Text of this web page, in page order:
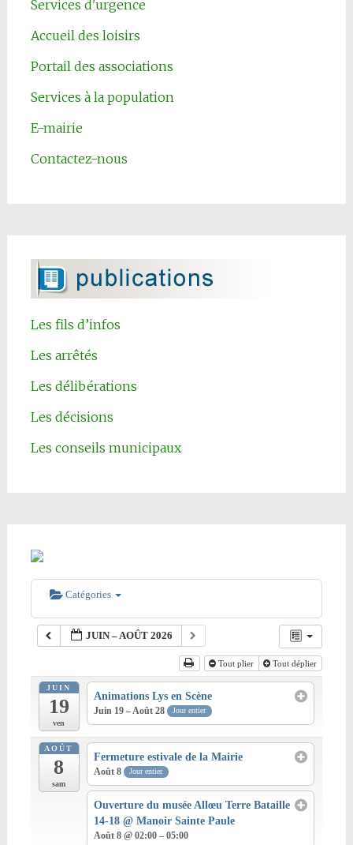
Services d'urgence
Accueil des loisirs
Portail des associations
Services à la population
E-mairie
Contactez-nous
Les fils d’infos
Les arrêtés
Les délibérations
Les décisions
Les conseils municipaux
Catégories
JUIN – AOÛT 2026
Tout plier Tout déplier
JUIN
19
ven
Animations Lys en Scène
Juin 19 – Août 28 Jour entier
AOÛT
8
sam
Fermeture estivale de la Mairie
Août 8 Jour entier
Ouverture du musée Allœu Terre Bataille
14-18@ Manoir Sainte Paule
Août 8 @ 02:00 – 05:00